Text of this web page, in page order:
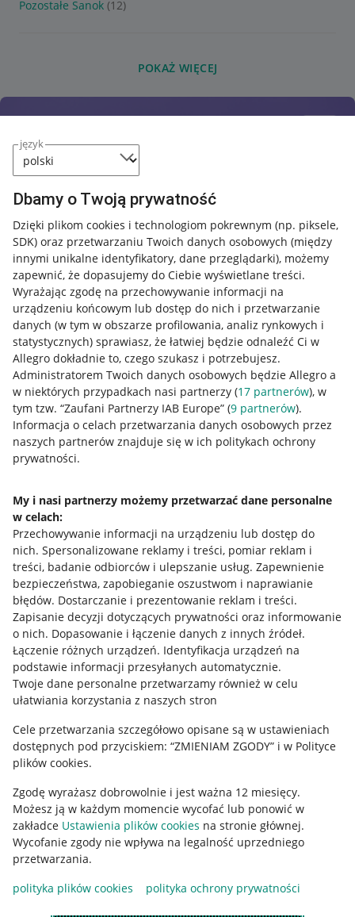
język
Dbamy o Twoją prywatność
Dzięki plikom cookies i technologiom pokrewnym (np. piksele,
SDK) oraz przetwarzaniu Twoich danych osobowych (między
innymi unikalne identyfikatory, dane przeglądarki), możemy
zapewnić, że dopasujemy do Ciebie wyświetlane treści.
Wyrażając zgodę na przechowywanie informacji na
urządzeniu końcowym lub dostęp do nich i przetwarzanie
danych (w tym w obszarze profilowania, analiz rynkowych i
statystycznych) sprawiasz, że łatwiej będzie odnaleźć Ci w
Allegro dokładnie to, czego szukasz i potrzebujesz.
Administratorem Twoich danych osobowych będzie Allegro a
w niektórych przypadkach nasi partnerzy (17 partnerów), w
tym tzw. “Zaufani Partnerzy IAB Europe” (9 partnerów).
Informacja o celach przetwarzania danych osobowych przez
naszych partnerów znajduje się w ich politykach ochrony
prywatności.
My i nasi partnerzy możemy przetwarzać dane personalne
w celach:
Przechowywanie informacji na urządzeniu lub dostęp do
nich. Spersonalizowane reklamy i treści, pomiar reklam i
treści, badanie odbiorców i ulepszanie usług. Zapewnienie
bezpieczeństwa, zapobieganie oszustwom i naprawianie
błędów. Dostarczanie i prezentowanie reklam i treści.
Zapisanie decyzji dotyczących prywatności oraz informowanie
o nich. Dopasowanie i łączenie danych z innych źródeł.
Łączenie różnych urządzeń. Identyfikacja urządzeń na
podstawie informacji przesyłanych automatycznie.
Twoje dane personalne przetwarzamy również w celu
ułatwiania korzystania z naszych stron
Cele przetwarzania szczegółowo opisane są w ustawieniach
dostępnych pod przyciskiem: “ZMIENIAM ZGODY” i w Polityce
plików cookies.
Zgodę wyrażasz dobrowolnie i jest ważna 12 miesięcy.
Możesz ją w każdym momencie wycofać lub ponowić w
zakładce Ustawienia plików cookies na stronie głównej.
Wycofanie zgody nie wpływa na legalność uprzedniego
przetwarzania.
polityka plików cookies
polityka ochrony prywatności
Pozostałe Sanok (12)
POKAŻ WIĘCEJ
Przydatne informacje
Jak to działa
Allegro Gadane dla sprzedających
Allegro Gadane dla kupujących
Mapa miejscowości
Informacje prawne
Regulamin
Polityka plików "cookies"
Ustawienia plików "cookies"
Udostępnianie lokalizacji
Informacje dla Aktu o Usługach Cyfrowych
Pobierz aplikację